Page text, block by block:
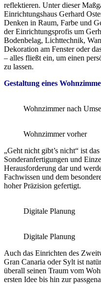
reflektieren. Unter dieser
Einrichtungshaus Gerhard
Denken in Raum, Farbe und
der Einrichtungsprofis um
Bodenbelag, Lichttechnik,
Dekoration am Fenster oder
– alles fließt ein, um einen
zu lassen.
Gestaltung eines
Wohnzimmer nach
Wohnzimmer vorher
„Geht nicht gibt’s nicht“ ist
Sonderanfertigungen und
Herausforderung dar und
Fachwissen und dem
hoher Präzision gefertigt.
Digitale Planung
Digitale Planung
Auch das Einrichten des
Gran Canaria oder Sylt ist
überall seinen Traum vom
ersten Idee bis hin zur